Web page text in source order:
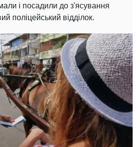
і посадили до з'ясування
поліцейський відділок.